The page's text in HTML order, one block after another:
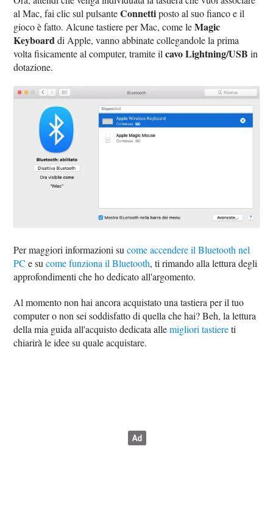
al Mac, fai clic sul pulsanteConnettiposto al suo fianco e il
gioco è fatto. Alcune tastiere per Mac, come leMagic
Keyboarddi Apple, vanno abbinate collegandole la prima
volta fisicamente al computer, tramite ilcavo Lightning/USB in
dotazione.
Per maggiori informazioni sucome accendere il Bluetooth nel
PC e sucome funziona il Bluetooth, ti rimando alla lettura degli
approfondimenti che ho dedicato all'argomento.
Al momento non hai ancora acquistato una tastiera per il tuo
computer o non sei soddisfatto di quella che hai? Beh, la lettura
della mia guida all'acquisto dedicata allemigliori tastiereti
chiarirà le idee su quale acquistare.